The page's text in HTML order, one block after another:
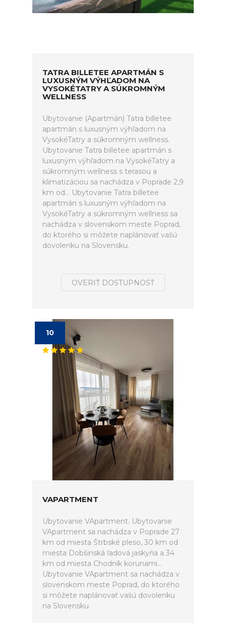
TATRA BILLETEE APARTMÁN S
LUXUSNÝM VÝHĽADOM NA
VYSOKÉTATRY A SÚKROMNÝM
WELLNESS
Ubytovanie (Apartmán) Tatra billetee
apartmán s luxusným výhľadom na
VysokéTatry a súkromným wellness.
Ubytovanie Tatra billetee apartmán s
luxusným výhľadom na VysokéTatry a
súkromným wellness s terasou a
klimatizáciou sa nachádza v Poprade 2,9
km od... Ubytovanie Tatra billetee
apartmán s luxusným výhľadom na
VysokéTatry a súkromným wellness sa
nachádza v slovenskom meste Poprad,
do ktorého si môžete naplánovať vašú
dovolenku na Slovensku.
OVERIŤ DOSTUPNOSŤ
10
VAPARTMENT
Ubytovanie VApartment. Ubytovanie
VApartment sa nachádza v Poprade 27
km od miesta Štrbské pleso, 30 km od
miesta Dobšinská ľadová jaskyňa a 34
km od miesta Chodník korunami...
Ubytovanie VApartment sa nachádza v
slovenskom meste Poprad, do ktorého
si môžete naplánovať vašú dovolenku
na Slovensku.